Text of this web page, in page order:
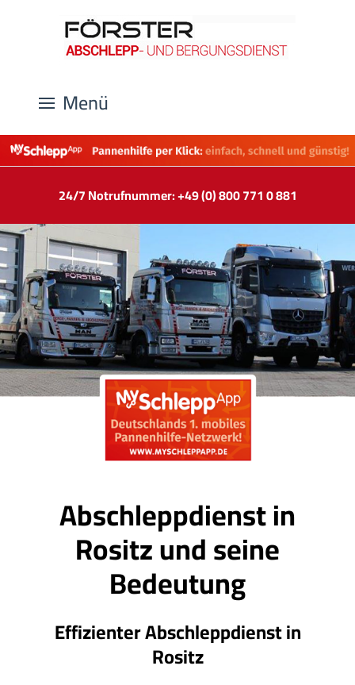
Menü
24/7 Notrufnummer: +49 (0) 800 771 0 881
Abschleppdienst in
Rositz und seine
Bedeutung
Effizienter Abschleppdienst in
Rositz